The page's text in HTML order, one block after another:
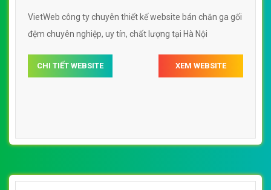
VietWeb công ty chuyên thiết kế website bán chăn ga gối
đệm chuyên nghiệp, uy tín, chất lượng tại Hà Nội
CHI TIẾT WEBSITE XEM WEBSITE